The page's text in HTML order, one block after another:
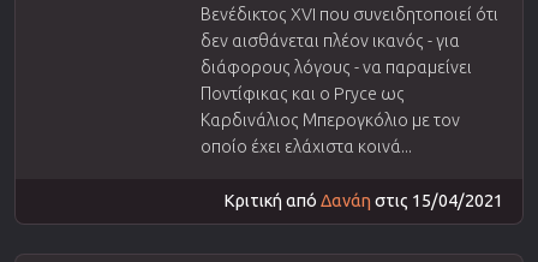
Βενέδικτος XVI που συνειδητοποιεί ότι
δεν αισθάνεται πλέον ικανός - για
διάφορους λόγους - να παραμείνει
Ποντίφικας και ο Pryce ως
Καρδινάλιος Μπερογκόλιο με τον
οποίο έχει ελάχιστα κοινά...
Κριτική από Δανάη στις 15/04/2021